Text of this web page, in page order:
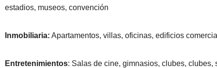
estadios, museos, convención
Inmobiliaria: Apartamentos, villas, oficinas, edificios
Entretenimientos: Salas de cine, gimnasios, clubes,